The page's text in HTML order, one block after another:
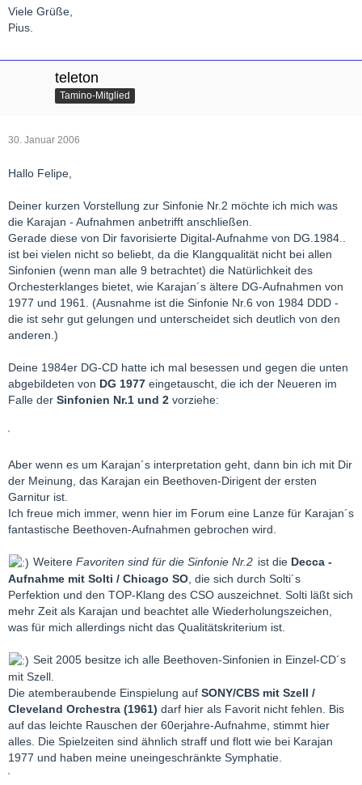
Viele Grüße,
Pius.
teleton
Tamino-Mitglied
30. Januar 2006
Hallo Felipe,
Deiner kurzen Vorstellung zur Sinfonie Nr.2 möchte ich mich was
die Karajan - Aufnahmen anbetrifft anschließen.
Gerade diese von Dir favorisierte Digital-Aufnahme von DG.1984..
ist bei vielen nicht so beliebt, da die Klangqualität nicht bei allen
Sinfonien (wenn man alle 9 betrachtet) die Natürlichkeit des
Orchesterklanges bietet, wie Karajan´s ältere DG-Aufnahmen von
1977 und 1961. (Ausnahme ist die Sinfonie Nr.6 von 1984 DDD -
die ist sehr gut gelungen und unterscheidet sich deutlich von den
anderen.)
Deine 1984er DG-CD hatte ich mal besessen und gegen die unten
abgebildeten von DG 1977 eingetauscht, die ich der Neueren im
Falle der Sinfonien Nr.1 und 2 vorziehe:
Aber wenn es um Karajan´s interpretation geht, dann bin ich mit Dir
der Meinung, das Karajan ein Beethoven-Dirigent der ersten
Garnitur ist.
Ich freue mich immer, wenn hier im Forum eine Lanze für Karajan´s
fantastische Beethoven-Aufnahmen gebrochen wird.
Weitere Favoriten sind für die Sinfonie Nr.2 ist die Decca -
Aufnahme mit Solti / Chicago SO , die sich durch Solti´s
Perfektion und den TOP-Klang des CSO auszeichnet. Solti läßt sich
mehr Zeit als Karajan und beachtet alle Wiederholungszeichen,
was für mich allerdings nicht das Qualitätskriterium ist.
Seit 2005 besitze ich alle Beethoven-Sinfonien in Einzel-CD´s
mit Szell.
Die atemberaubende Einspielung auf SONY/CBS mit Szell /
Cleveland Orchestra (1961) darf hier als Favorit nicht fehlen. Bis
auf das leichte Rauschen der 60erjahre-Aufnahme, stimmt hier
alles. Die Spielzeiten sind ähnlich straff und flott wie bei Karajan
1977 und haben meine uneingeschränkte Symphatie.